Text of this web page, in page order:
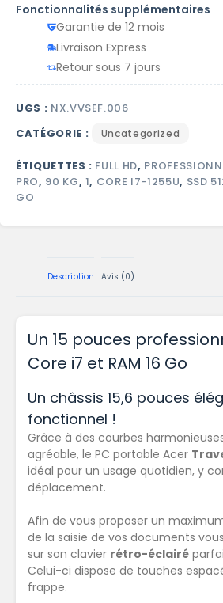
Fonctionnalités supplémentaires
Garantie de 12 mois
Livraison Express
Retour sous 7 jours
UGS : NX.VVSEF.006
CATÉGORIE :
Uncategorized
ÉTIQUETTES : FULL HD,
PRO, 90 KG, 1, CORE I7-1255U, SSD
GO
Description Avis (0)
Un 15 pouces
Core i7 et RAM 16 Go
Un châssis 15,6 pouces
fonctionnel !
Grâce à des courbes
agréable, le PC portable Acer
idéal pour un usage quotidien, y
déplacement.
Afin de vous proposer un
de la saisie de vos documents
sur son clavier rétro-éclairé
Celui-ci dispose de touches
frappe.